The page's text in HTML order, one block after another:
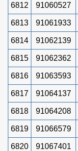
6812 91060527
6813 91061933
6814 91062139
6815 91062362
6816 91063593
6817 91064137
6818 91064208
6819 91066579
6820 91067401